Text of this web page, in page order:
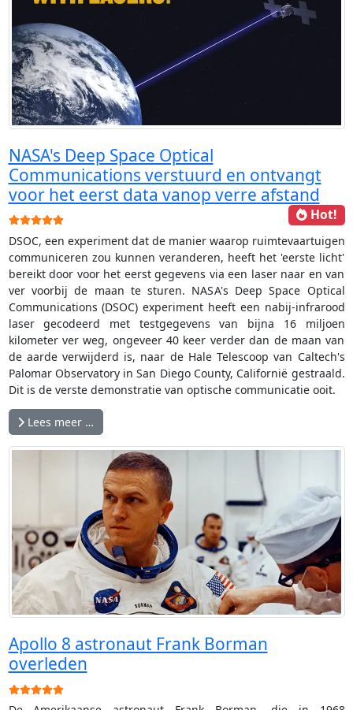
NASA's Deep Space Optical
Communications verstuurd en ontvangt
voor het eerst data vanop verre afstand
Hot!
Gebruikerswaardering:
DSOC, een experiment dat de manier waarop ruimtevaartuigen
communiceren zou kunnen veranderen, heeft het 'eerste licht'
bereikt door voor het eerst gegevens via een laser naar en van
ver voorbij de maan te sturen. NASA's Deep Space Optical
Communications (DSOC) experiment heeft een nabij-infrarood
laser gecodeerd met testgegevens van bijna 16 miljoen
kilometer ver weg, ongeveer 40 keer verder dan de maan van
de aarde verwijderd is, naar de Hale Telescoop van Caltech's
Palomar Observatory in San Diego County, Californië gestraald.
Dit is de verste demonstratie van optische communicatie ooit.
Lees meer …
Apollo 8 astronaut Frank Borman
overleden
Gebruikerswaardering: